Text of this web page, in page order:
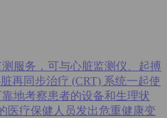
服务，可与心脏监测仪、起搏
再同步治疗 (CRT) 系统一起使
地考察患者的设备和生理状
医疗保健人员发出危重健康变